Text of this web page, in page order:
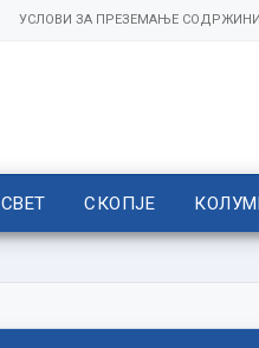
УСЛОВИ ЗА ПРЕЗЕМАЊЕ СОДРЖИНИ
СВЕТ СКОПЈЕ